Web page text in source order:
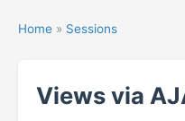
Home » Sessions
Views via